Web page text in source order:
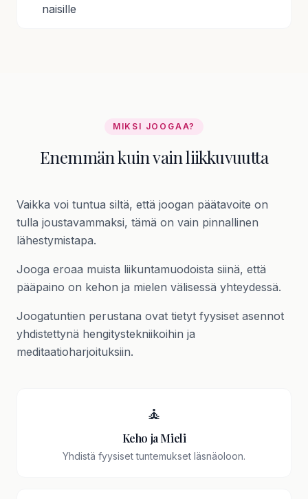
naisille
MIKSI JOOGAA?
Enemmän kuin vain liikkuvuutta
Vaikka voi tuntua siltä, että joogan päätavoite on
tulla joustavammaksi, tämä on vain pinnallinen
lähestymistapa.
Jooga eroaa muista liikuntamuodoista siinä, että
pääpaino on kehon ja mielen välisessä yhteydessä.
Joogatuntien perustana ovat tietyt fyysiset asennot
yhdistettynä hengitystekniikoihin ja
meditaatioharjoituksiin.
🧘
Keho ja Mieli
Yhdistä fyysiset tuntemukset läsnäoloon.